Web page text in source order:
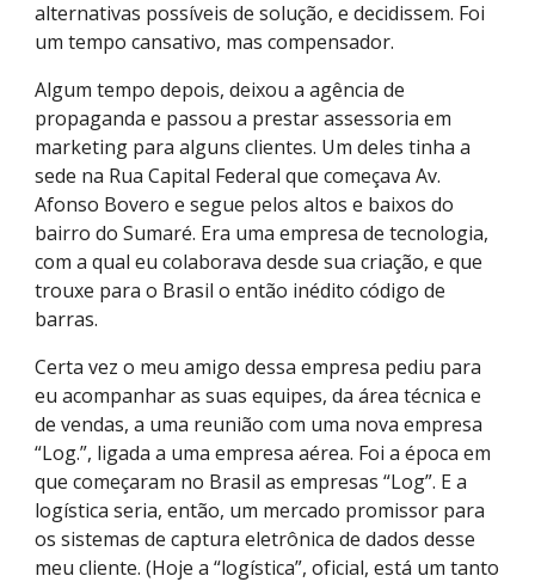
alternativas possíveis de solução, e decidissem. Foi
um tempo cansativo, mas compensador.
Algum tempo depois, deixou a agência de
propaganda e passou a prestar assessoria em
marketing para alguns clientes. Um deles tinha a
sede na Rua Capital Federal que começava Av.
Afonso Bovero e segue pelos altos e baixos do
bairro do Sumaré. Era uma empresa de tecnologia,
com a qual eu colaborava desde sua criação, e que
trouxe para o Brasil o então inédito código de
barras.
Certa vez o meu amigo dessa empresa pediu para
eu acompanhar as suas equipes, da área técnica e
de vendas, a uma reunião com uma nova empresa
“Log.”, ligada a uma empresa aérea. Foi a época em
que começaram no Brasil as empresas “Log”. E a
logística seria, então, um mercado promissor para
os sistemas de captura eletrônica de dados desse
meu cliente. (Hoje a “logística”, oficial, está um tanto